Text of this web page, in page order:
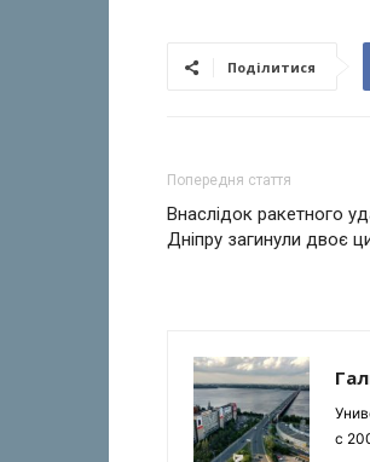
Поділитися
Попередня стаття
Внаслідок ракетного
Дніпру загинули двоє
с